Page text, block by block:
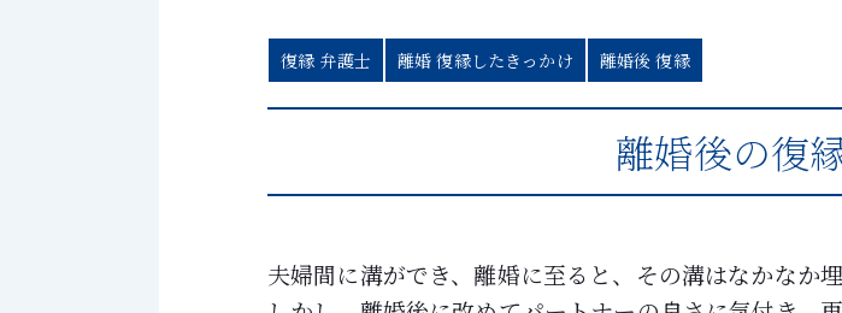
復縁 弁護士 離婚 復縁したきっかけ 離婚後 復縁
離婚後の復
夫婦間に溝ができ、離婚に至ると、その溝はなかなか